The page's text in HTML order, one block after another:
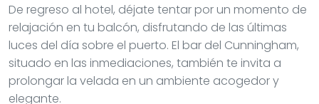
De regreso al hotel, déjate tentar por un momento de
relajación en tu balcón, disfrutando de las últimas
luces del día sobre el puerto. El bar del Cunningham,
situado en las inmediaciones, también te invita a
prolongar la velada en un ambiente acogedor y
elegante.